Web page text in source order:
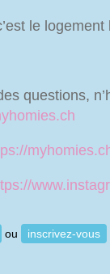
le
questions,
ou inscrivez-vous